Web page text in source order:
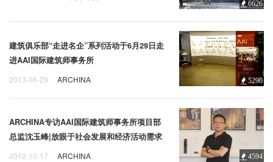
6626
建筑俱乐部“走进名企”系列活动于6月29日走
进AAI国际建筑师事务所
2013-06-29 ARCHINA 5290
ARCHINA专访AAI国际建筑师事务所项目部
总监沈玉峰|放眼于社会发展和经济活动需求
的项目定位
2012-10-17 ARCHINA 4594